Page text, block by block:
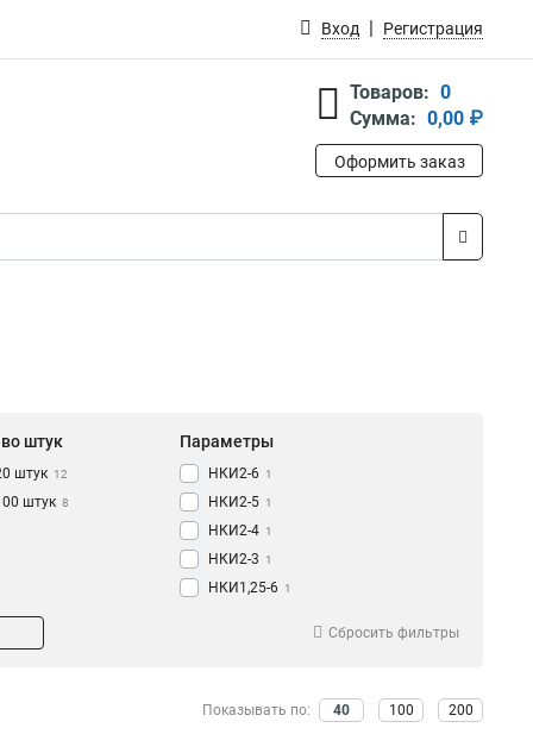
Вход Регистрация
Товаров: 0
Сумма: 0,00 ₽
Оформить заказ
штук
штук 12
штук 8
Параметры
НКИ2-6 1
НКИ2-5 1
НКИ2-4 1
НКИ2-3 1
НКИ1,25-6 1
НКИ5,5-8
Сбросить фильтры
Показывать по: 40 100 200